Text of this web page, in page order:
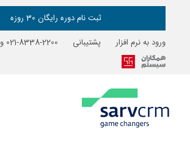
ثبت نام دوره رایگان 30 روزه
ورود به نرم افزار
پشتیبانی 2200-8338-021 و